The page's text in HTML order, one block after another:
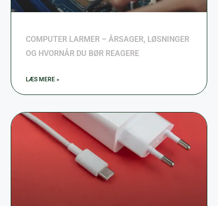
COMPUTER LARMER – ÅRSAGER, LØSNINGER
OG HVORNÅR DU BØR REAGERE
LÆS MERE »